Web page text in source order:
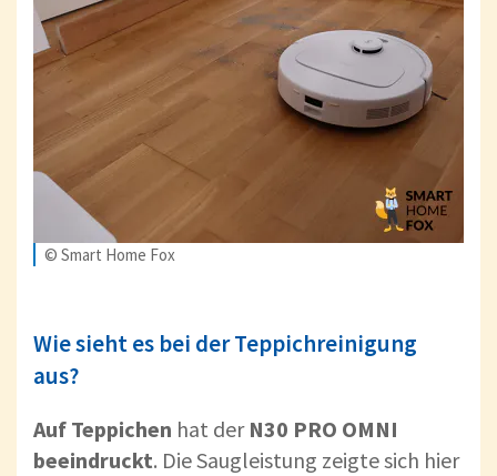
© Smart Home Fox
Wie sieht es bei der Teppichreinigung
aus?
Auf Teppichen hat der N30 PRO OMNI
beeindruckt. Die Saugleistung zeigte sich hier